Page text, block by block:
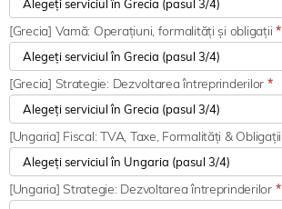
[Grecia] Vamă: Operațiuni, formalități și obligații*
[Grecia] Strategie: Dezvoltarea întreprinderilor *
[Ungaria] Fiscal: TVA, Taxe, Formalități & Obligații
[Ungaria] Strategie: Dezvoltarea întreprinderilor *